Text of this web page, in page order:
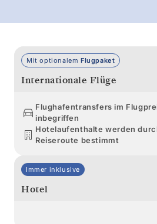
Mit optionalem Flugpaket
Internationale Flüge
Flughafentransfers im
inbegriffen
Hotelaufenthalte werden
Reiseroute bestimmt
Immer inklusive
Hotel